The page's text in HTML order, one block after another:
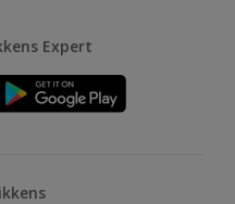
Expert